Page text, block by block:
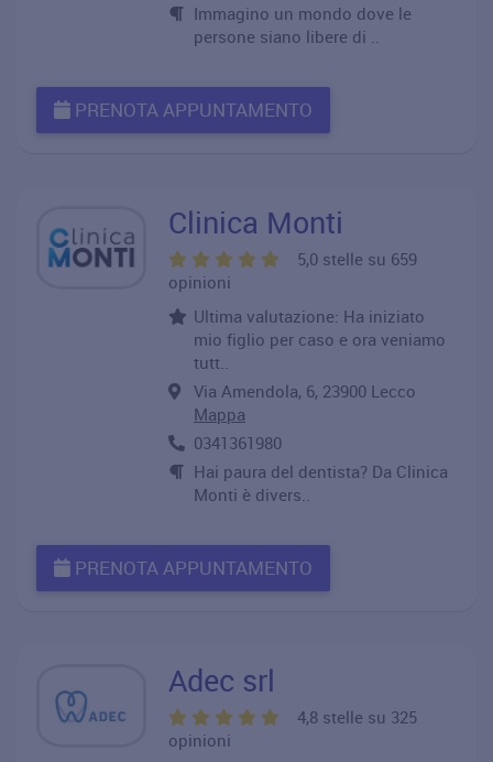
Immagino un mondo dove le
persone siano libere di ..
PRENOTA APPUNTAMENTO
Clinica Monti
5,0 stelle su 659
opinioni
Ultima valutazione: Ha iniziato
mio figlio per caso e ora veniamo
tutt..
Via Amendola, 6, 23900 Lecco
Mappa
0341361980
Hai paura del dentista? Da Clinica
Monti è divers..
PRENOTA APPUNTAMENTO
Adec srl
4,8 stelle su 325
opinioni